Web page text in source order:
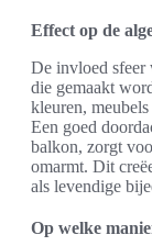
Effect op de
De invloed sfeer
die gemaakt
kleuren,
Een goed
balkon, zorgt
omarmt. Dit
als levendige
Op welke